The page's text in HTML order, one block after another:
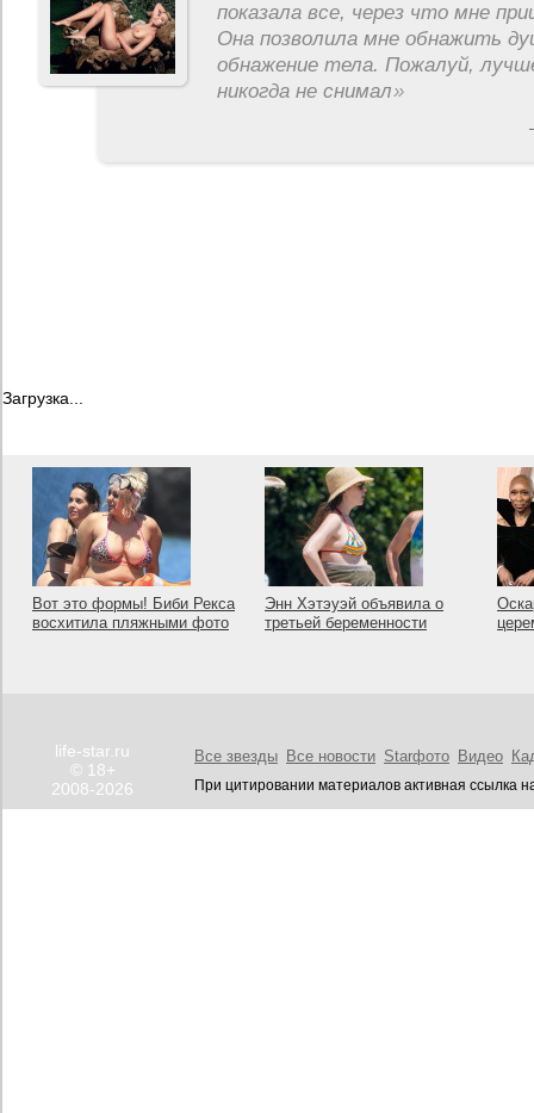
показала все, через что мне
Она позволила мне обнажить
обнажение тела. Пожалуй,
никогда не снимал»
Загрузка...
Вот это формы! Биби Рекса
восхитила пляжными фото
Энн Хэтэуэй объявила о
третьей беременности
life-star.ru
© 18+
2008-2026
Все звезды Все новости Starфото Видео
При цитировании материалов активная ссылка